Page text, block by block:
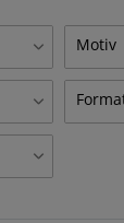
3
Motiv